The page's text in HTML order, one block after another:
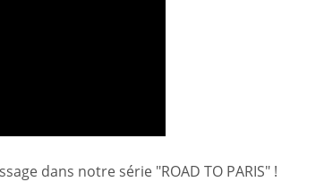
dans notre série "ROAD TO PARIS" !